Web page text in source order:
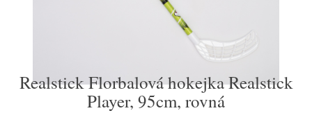
Realstick Florbalová hokejka Realstick
Player, 95cm, rovná